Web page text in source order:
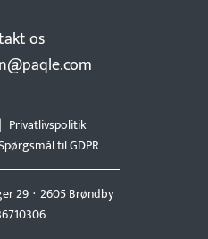
os
29 2605 Brøndby
Privatlivspolitik
til GDPR